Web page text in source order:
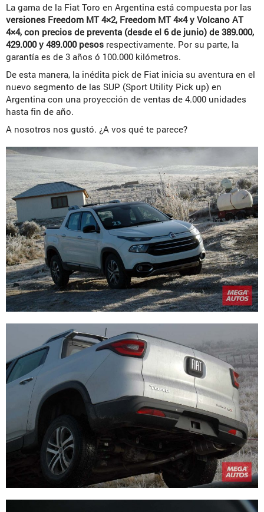
La gama de la Fiat Toro en Argentina está compuesta por las
versiones Freedom MT 4×2, Freedom MT 4×4 y Volcano AT
4×4, con precios de preventa (desde el 6 de junio) de 389.000,
429.000 y 489.000 pesos respectivamente. Por su parte, la
garantía es de 3 años ó 100.000 kilómetros.
De esta manera, la inédita pick de Fiat inicia su aventura en el
nuevo segmento de las SUP (Sport Utility Pick up) en
Argentina con una proyección de ventas de 4.000 unidades
hasta fin de año.
A nosotros nos gustó. ¿A vos qué te parece?